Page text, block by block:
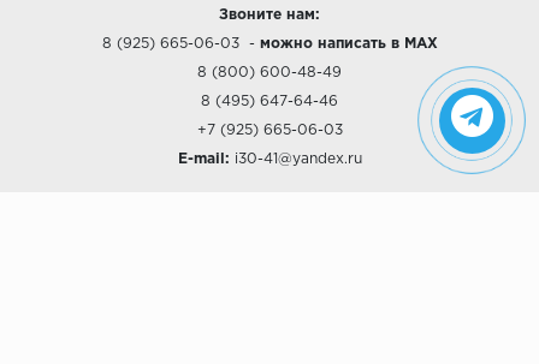
Звоните нам:
8 (925) 665-06-03- можно написать в MAX
8 (800) 600-48-49
8 (495) 647-64-46
+7 (925) 665-06-03
E-mail: i30-41@yandex.ru